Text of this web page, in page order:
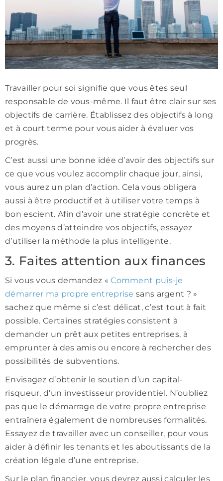
Travailler pour soi signifie que vous êtes seul
responsable de vous-même. Il faut être clair sur ses
objectifs de carrière. Établissez des objectifs à long
et à court terme pour vous aider à évaluer vos
progrès.
C’est aussi une bonne idée d’avoir des objectifs sur
ce que vous voulez accomplir chaque jour, ainsi,
vous aurez un plan d’action. Cela vous obligera
aussi à être productif et à utiliser votre temps à
bon escient. Afin d’avoir une stratégie concrète et
des moyens d’atteindre vos objectifs, essayez
d’utiliser la méthode la plus intelligente.
3. Faites attention aux finances
Si vous vous demandez «Comment puis-je
démarrer ma propre entreprise sans argent ? »
sachez que même si c’est délicat, c’est tout à fait
possible. Certaines stratégies consistent à
demander un prêt aux petites entreprises, à
emprunter à des amis ou encore à rechercher des
possibilités de subventions.
Envisagez d’obtenir le soutien d’un capital-
risqueur, d’un investisseur providentiel. N’oubliez
pas que le démarrage de votre propre entreprise
entraînera également de nombreuses formalités.
Essayez de travailler avec un conseiller, pour vous
aider à définir les tenants et les aboutissants de la
création légale d’une entreprise.
Sur le plan financier, vous devrez aussi calculer les